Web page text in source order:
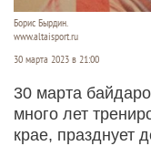
Борис Бырдин.
www.altaisport.ru
30 марта 2023 в 21:00
30 марта
много лет
крае, празднует